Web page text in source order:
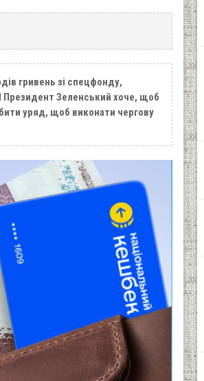
гривень зі спецфонду,
Президент Зеленський хоче, щоб
уряд, щоб виконати чергову